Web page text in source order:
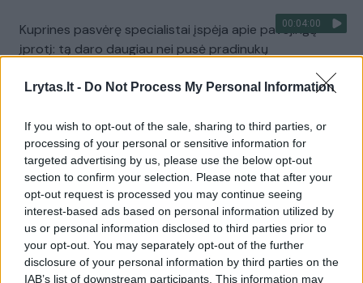
Lrytas.lt - Do Not Process My Personal Information
If you wish to opt-out of the sale, sharing to third parties, or
processing of your personal or sensitive information for
targeted advertising by us, please use the below opt-out
section to confirm your selection. Please note that after your
opt-out request is processed you may continue seeing
interest-based ads based on personal information utilized by
us or personal information disclosed to third parties prior to
your opt-out. You may separately opt-out of the further
disclosure of your personal information by third parties on the
IAB’s list of downstream participants. This information may
00:04:00
Kuprines pasvėrę specialistai įspėja apie pavojingą
įprotį: tą daro daugiau nei pusė pradinukų
Visi įrašai
Žiūrimiausi įrašai
00:00:30
Vaizdai iš tragiškos avarijos Vilniaus r.: dviejų moterų ir